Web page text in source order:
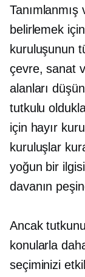
belirlemek
kuruluşunun
çevre, sanat
alanları
tutkulu
için hayır
kuruluşlar
yoğun bir
davanın
Ancak
konularla
seçiminizi